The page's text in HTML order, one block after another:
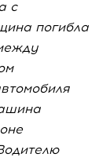
с
погибла